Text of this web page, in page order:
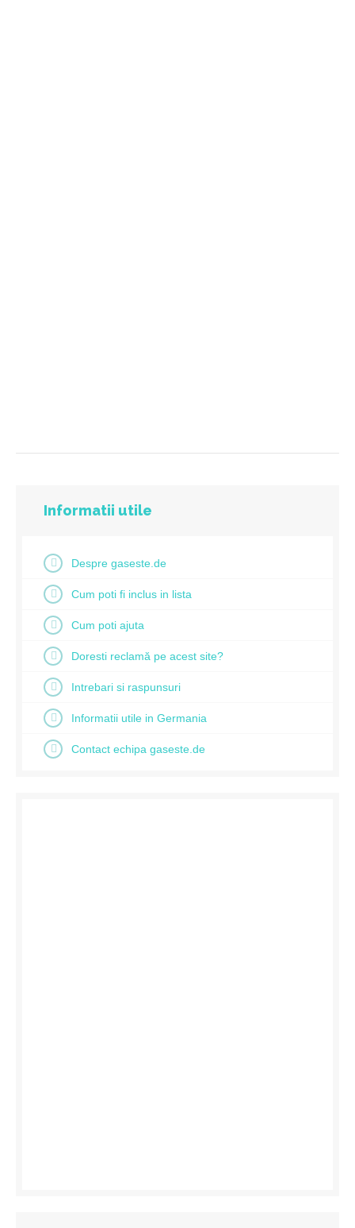
Informatii utile
Despre gaseste.de
Cum poti fi inclus in lista
Cum poti ajuta
Doresti reclamă pe acest site?
Intrebari si raspunsuri
Informatii utile in Germania
Contact echipa gaseste.de